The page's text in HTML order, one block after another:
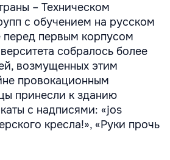
– Техническом
с обучением на русском
перед первым корпусом
собралось более
возмущенных этим
провокационным
принесли к зданию
с надписями: «jos
кресла!», «Руки прочь